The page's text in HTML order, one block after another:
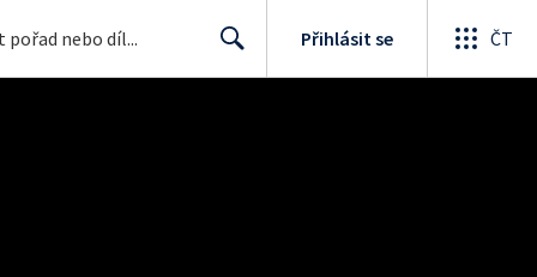
Přihlásit se ČT